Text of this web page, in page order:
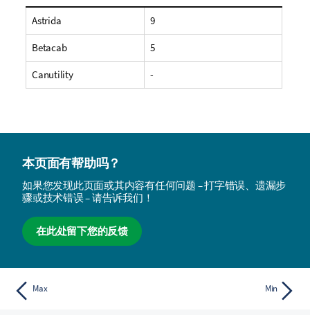
Astrida 9
Betacab 5
Canutility -
本页面有帮助吗？
如果您发现此页面或其内容有任何问题 – 打字错误、遗漏步
骤或技术错误 – 请告诉我们！
在此处留下您的反馈
Max Min